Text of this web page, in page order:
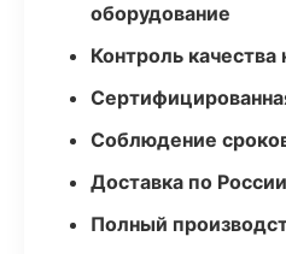
оборудование
Контроль качества
Соблюдение
Доставка по
Полный